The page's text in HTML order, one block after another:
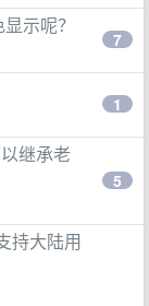
示呢？
7
1
继承老
5
持大陆用